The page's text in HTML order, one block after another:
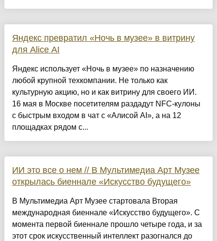
Яндекс превратил «Ночь в музее» в витрину
для Alice AI
Яндекс использует «Ночь в музее» по назначению
любой крупной техкомпании. Не только как
культурную акцию, но и как витрину для своего ИИ.
16 мая в Москве посетителям раздадут NFC-кулоны
с быстрым входом в чат с «Алисой AI», а на 12
площадках рядом с...
ИИ это все о нем // В Мультимедиа Арт Музее
открылась биеннале «Искусство будущего»
В Мультимедиа Арт Музее стартовала Вторая
международная биеннале «Искусство будущего». С
момента первой биеннале прошло четыре года, и за
этот срок искусственный интеллект разогнался до